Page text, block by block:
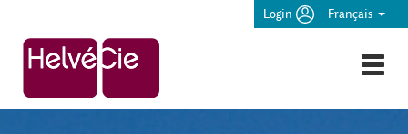
Login Français